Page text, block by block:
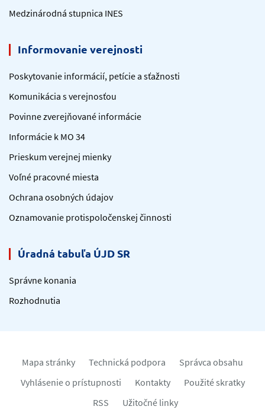
Medzinárodná stupnica INES
Informovanie verejnosti
Poskytovanie informácií, petície a sťažnosti
Komunikácia s verejnosťou
Povinne zverejňované informácie
Informácie k MO 34
Prieskum verejnej mienky
Voľné pracovné miesta
Ochrana osobných údajov
Oznamovanie protispoločenskej činnosti
Úradná tabuľa ÚJD SR
Správne konania
Rozhodnutia
Mapa stránky Technická podpora
Správca obsahu
Vyhlásenie o prístupnosti
Kontakty
Použité skratky
RSS
Užitočné linky